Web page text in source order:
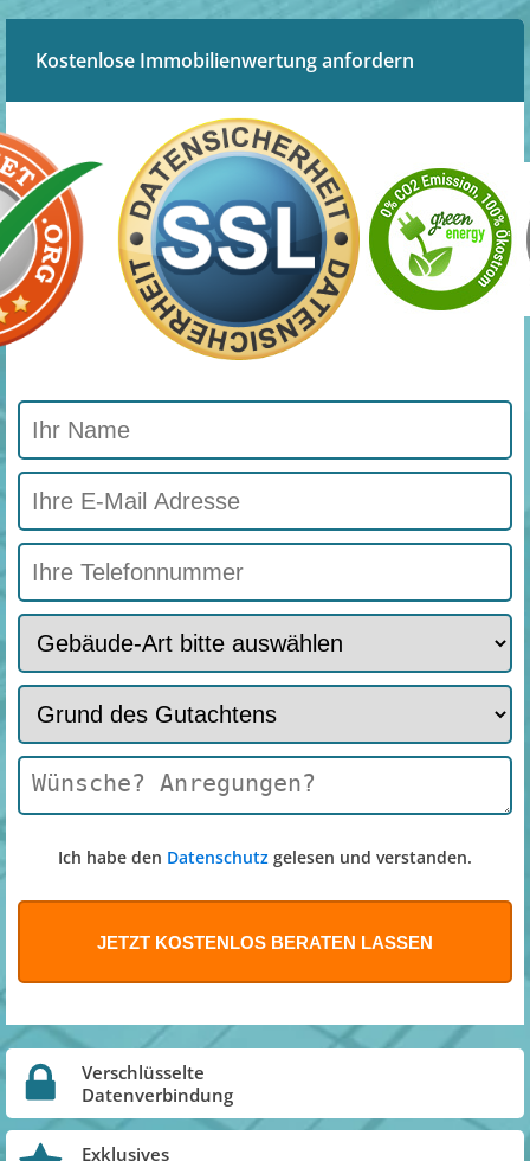
Kostenlose Immobilienwertung anfordern
Ich habe den Datenschutz gelesen und verstanden.
Verschlüsselte
Datenverbindung
Exklusives